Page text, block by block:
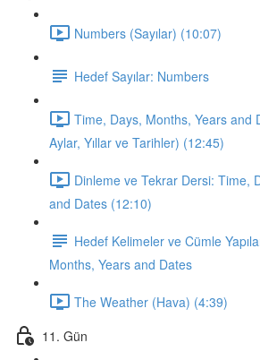
Numbers (Sayılar) (10:07)
Hedef Sayılar: Numbers
Time, Days, Months, Years and
Aylar, Yıllar ve Tarihler) (12:45)
Dinleme ve Tekrar Dersi: Time,
and Dates (12:10)
Hedef Kelimeler ve Cümle
Months, Years and Dates
The Weather (Hava) (4:39)
11. Gün